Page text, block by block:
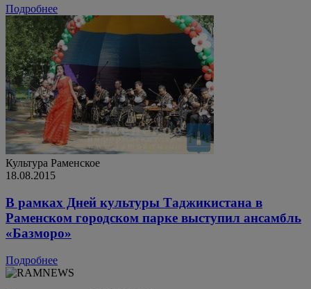
Подробнее
Культура Раменское
18.08.2015
В рамках Дней культуры Таджикистана в
Раменском городском парке выступил ансамбль
«Базморо»
Подробнее